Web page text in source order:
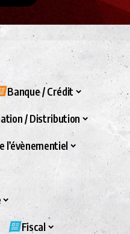
Banque / Crédit
/ Distribution
l’évènementiel
Fiscal